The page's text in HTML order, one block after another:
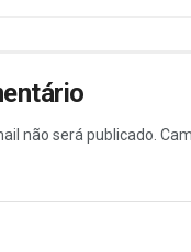
não será publicado.